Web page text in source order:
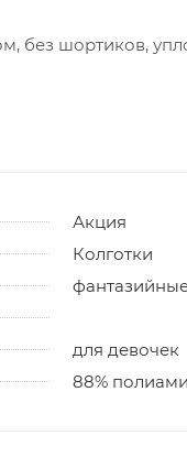
без шортиков,
Акция
Колготки
для девочек
88%